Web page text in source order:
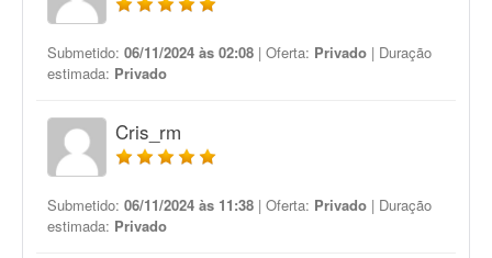
Submetido: 06/11/2024 às 02:08 | Oferta: Privado | Duração
estimada: Privado
Cris_rm
Submetido: 06/11/2024 às 11:38 | Oferta: Privado | Duração
estimada: Privado